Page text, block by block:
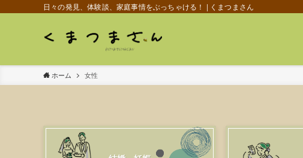
日々の発見、体験談、家庭事情をぶっちゃける！ | くまつまさん
ホーム 女性